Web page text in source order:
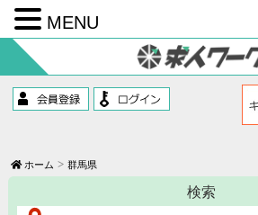
コ
テ
ン
ツ
ッ
プ
ホーム 群馬県
検索
MENU